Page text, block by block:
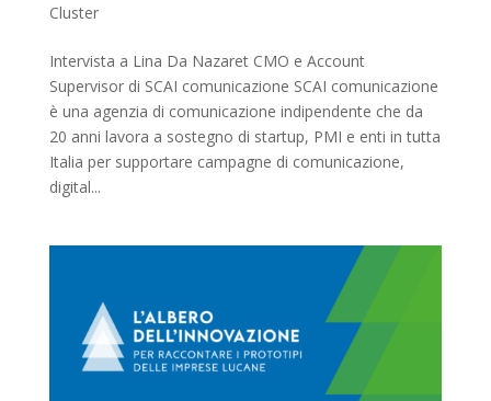
Cluster
Intervista a Lina Da Nazaret CMO e Account
Supervisor di SCAI comunicazione SCAI comunicazione
è una agenzia di comunicazione indipendente che da
20 anni lavora a sostegno di startup, PMI e enti in tutta
Italia per supportare campagne di comunicazione,
digital...